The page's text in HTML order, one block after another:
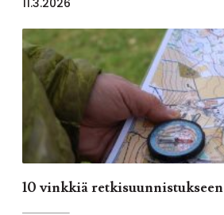
11.3.2026
10 vinkkiä retkisuunnistukseen